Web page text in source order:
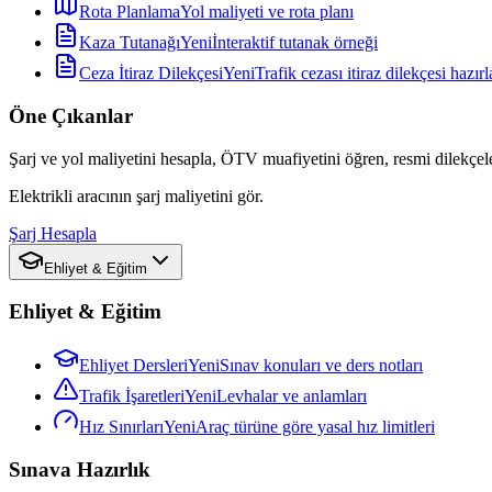
Rota PlanlamaYol maliyeti ve rota planı
Kaza TutanağıYeniİnteraktif tutanak örneği
Ceza İtiraz DilekçesiYeniTrafik cezası itiraz dilekçesi
Öne Çıkanlar
Şarj ve yol maliyetini hesapla, ÖTV muafiyetini öğren, resmi
Elektrikli aracının şarj maliyetini gör.
Şarj Hesapla
Ehliyet & Eğitim
Ehliyet & Eğitim
Ehliyet DersleriYeniSınav konuları ve ders notları
Trafik İşaretleriYeniLevhalar ve anlamları
Hız SınırlarıYeniAraç türüne göre yasal hız limitleri
Sınava Hazırlık